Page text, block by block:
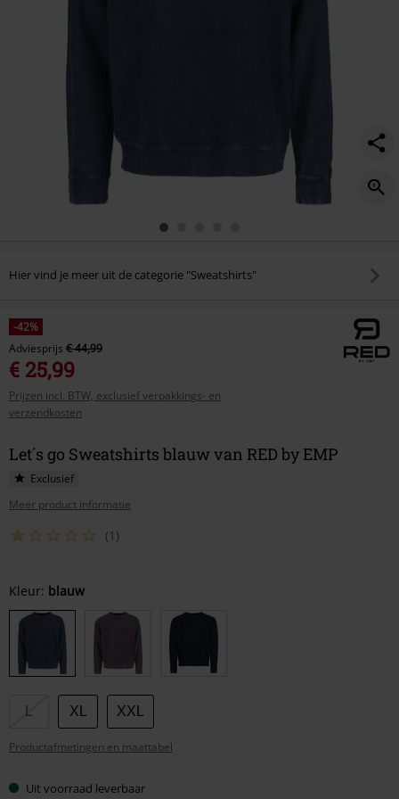
Hier vind je meer uit de categorie "Sweatshirts"
-42%
Adviesprijs € 44,99
€ 25,99
Prijzen incl. BTW, exclusief verpakkings- en
verzendkosten
Let´s go Sweatshirts blauw van RED by EMP
Exclusief
Meer product informatie
(1)
Kies
je
maat
Kleur: blauw
XL XXL
Productafmetingen en maattabel
Uit voorraad leverbaar